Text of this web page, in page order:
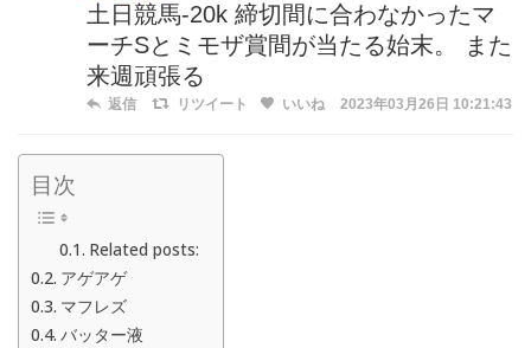
土日競馬-20k 締切間に合わなかったマ
ーチSとミモザ賞間が当たる始末。 また
来週頑張る
返信 リツイート いいね 2023年03月26日 10:21:43
目次
Related posts:
アゲアゲ
マフレズ
バッター液